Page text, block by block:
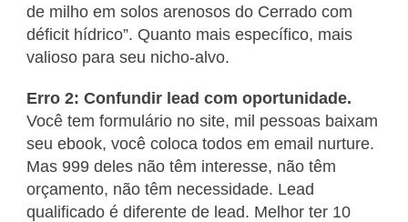
de milho em solos arenosos do Cerrado com
déficit hídrico”. Quanto mais específico, mais
valioso para seu nicho-alvo.
Erro 2: Confundir lead com oportunidade.
Você tem formulário no site, mil pessoas baixam
seu ebook, você coloca todos em email nurture.
Mas 999 deles não têm interesse, não têm
orçamento, não têm necessidade. Lead
qualificado é diferente de lead. Melhor ter 10